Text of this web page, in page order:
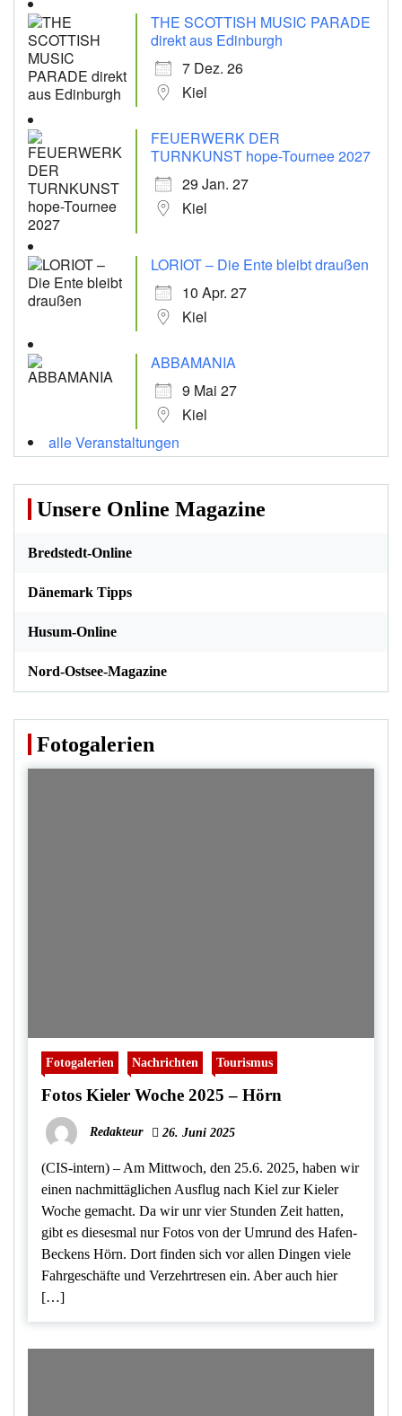
THE SCOTTISH MUSIC PARADE
direkt aus Edinburgh
7 Dez. 26
Kiel
FEUERWERK DER
TURNKUNST hope-Tournee 2027
29 Jan. 27
Kiel
LORIOT – Die Ente bleibt draußen
10 Apr. 27
Kiel
ABBAMANIA
9 Mai 27
Kiel
alle Veranstaltungen
Unsere Online Magazine
Bredstedt-Online
Dänemark Tipps
Husum-Online
Nord-Ostsee-Magazine
Fotogalerien
Fotogalerien Nachrichten Tourismus
Fotos Kieler Woche 2025 – Hörn
Redakteur 26. Juni 2025
(CIS-intern) – Am Mittwoch, den 25.6. 2025, haben wir
einen nachmittäglichen Ausflug nach Kiel zur Kieler
Woche gemacht. Da wir unr vier Stunden Zeit hatten,
gibt es diesesmal nur Fotos von der Umrund des Hafen-
Beckens Hörn. Dort finden sich vor allen Dingen viele
Fahrgeschäfte und Verzehrtresen ein. Aber auch hier
[…]